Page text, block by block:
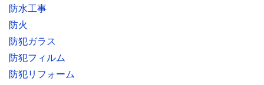
防水工事
防火
防犯ガラス
防犯フィルム
防犯リフォーム